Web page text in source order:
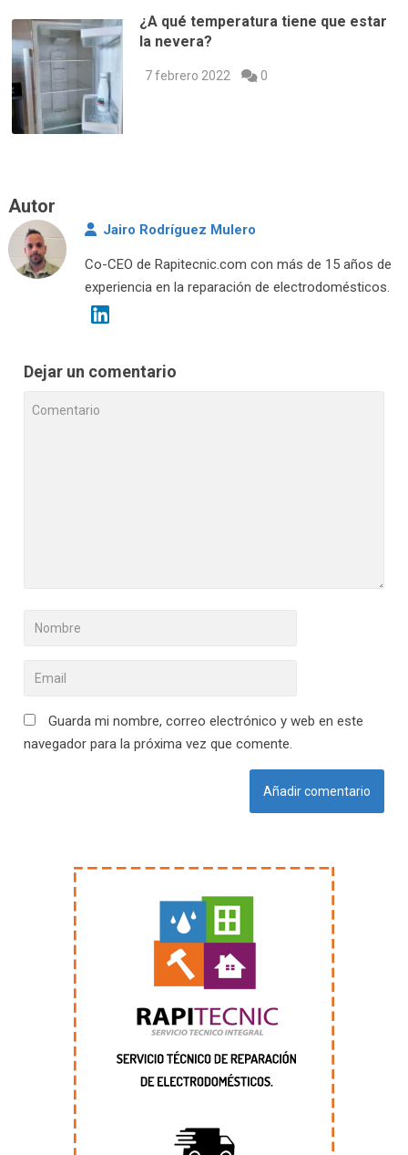
¿A qué temperatura tiene que estar
la nevera?
7 febrero 2022 0
Autor
Jairo Rodríguez Mulero
Co-CEO de Rapitecnic.com con más de 15 años de
experiencia en la reparación de electrodomésticos.
Dejar un comentario
Guarda mi nombre, correo electrónico y web en este
navegador para la próxima vez que comente.